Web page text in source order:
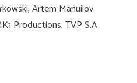
Artem Manuilov
Productions, TVP S.A